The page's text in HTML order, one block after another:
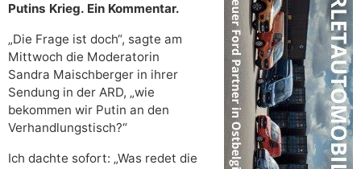
Putins Krieg. Ein Kommentar.
„Die Frage ist doch“, sagte am
Mittwoch die Moderatorin
Sandra Maischberger in ihrer
Sendung in der ARD, „wie
bekommen wir Putin an den
Verhandlungstisch?“
Ich dachte sofort: „Was redet die